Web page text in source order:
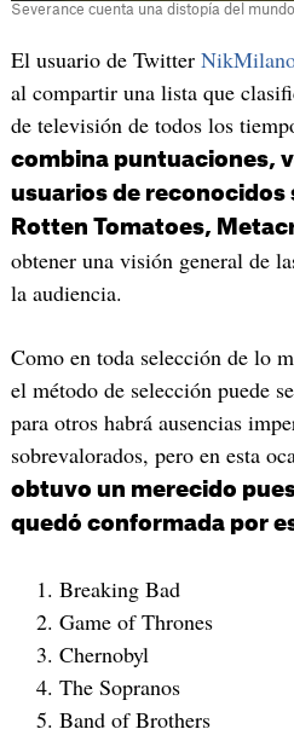
Severance cuenta una distopía del
El usuario de Twitter
al compartir una lista que
de televisión de todos los
combina puntuaciones,
usuarios de reconocidos
Rotten Tomatoes,
obtener una visión general de
la audiencia.
Como en toda selección de lo
el método de selección puede
para otros habrá ausencias
sobrevalorados, pero en esta
obtuvo un merecido
quedó conformada por
Breaking Bad
Game of Thrones
Chernobyl
The Sopranos
Band of Brothers